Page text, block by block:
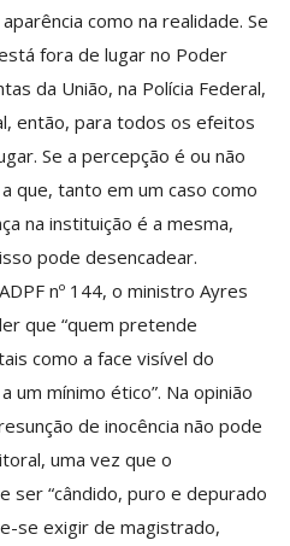
como na realidade. Se
fora de lugar no Poder
da União, na Polícia Federal,
então, para todos os efeitos
Se a percepção é ou não
que, tanto em um caso como
na instituição é a mesma,
pode desencadear.
nº 144, o ministro Ayres
que “quem pretende
como a face visível do
um mínimo ético”. Na opinião
de inocência não pode
uma vez que o
“cândido, puro e depurado
se exigir de magistrado,